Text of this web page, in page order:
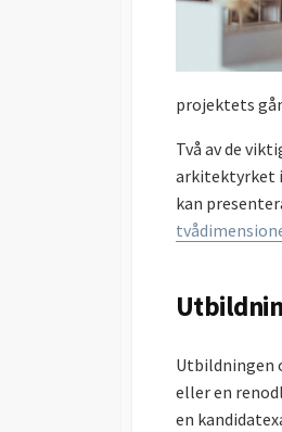
projektets
Två av de
arkitektyrket
kan
Utbildningen
eller en
en